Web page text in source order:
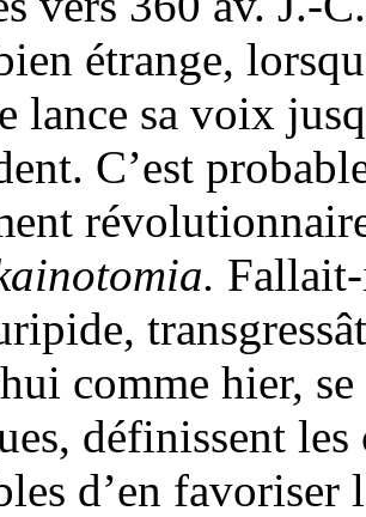
étrange,
lance sa voix
C’est
.
comme hier,
définissent
d’en favoriser